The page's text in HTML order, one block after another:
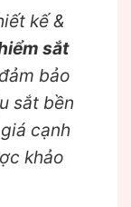
kế &
sắt
bảo
sắt bền
cạnh
khảo